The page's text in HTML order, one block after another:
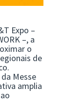
Expo –
–, a
o
de
Messe
amplia